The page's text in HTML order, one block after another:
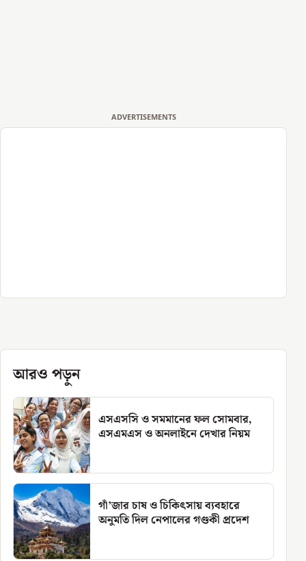
ADVERTISEMENTS
আরও পড়ুন
এসএসসি ও সমমানের ফল সোমবার,
এসএমএস ও অনলাইনে দেখার নিয়ম
গাঁ’জার চাষ ও চিকিৎসায় ব্যবহারে
অনুমতি দিল নেপালের গণ্ডকী প্রদেশ